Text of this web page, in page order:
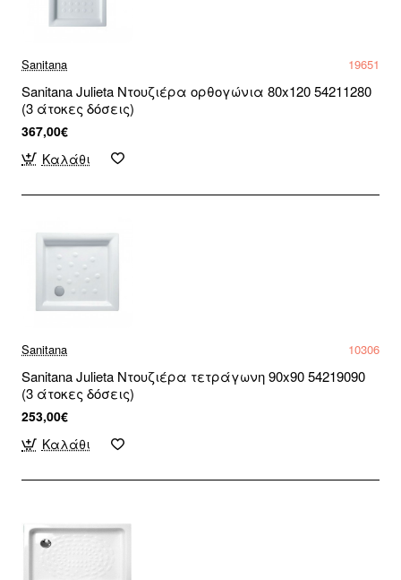
Sanitana 19651
Sanitana Julieta Ντουζιέρα ορθογώνια 80x120 54211280
(3 άτοκες δόσεις)
367,00€
Καλάθι
Sanitana 10306
Sanitana Julieta Ντουζιέρα τετράγωνη 90x90 54219090
(3 άτοκες δόσεις)
253,00€
Καλάθι